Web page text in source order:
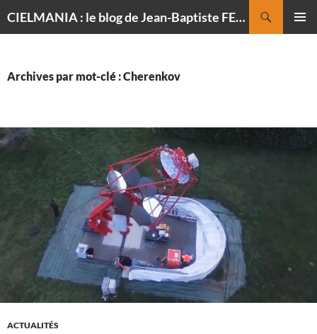
CIELMANIA : le blog de Jean-Baptiste FELDMANN, photographe du ciel
Archives par mot-clé : Cherenkov
ACTUALITÉS